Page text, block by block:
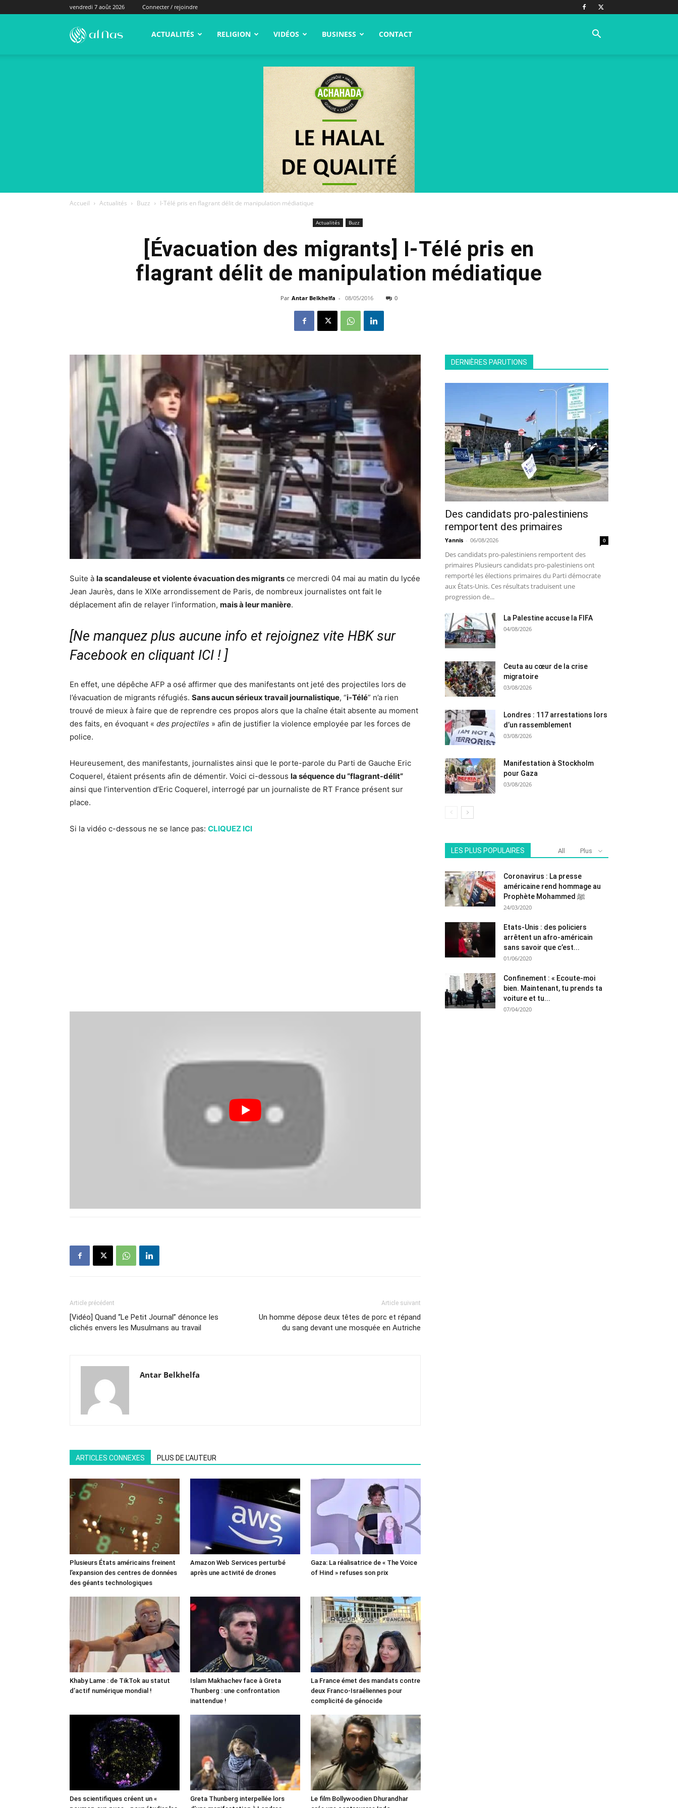
vendredi 7 août 2026 Connecter / rejoindre
alNas.fr ACTUALITÉS RELIGION VIDÉOS BUSINESS CONTACT
Accueil Actualités Buzz I-Télé pris en flagrant délit de manipulation médiatique
Actualités Buzz
[Évacuation des migrants] I-Télé pris en
flagrant délit de manipulation médiatique
Par Antar Belkhelfa - 08/05/2016 0
Suite à la scandaleuse et violente évacuation des migrants ce mercredi 04 mai au matin du lycée
Jean Jaurès, dans le XIXe arrondissement de Paris, de nombreux journalistes ont fait le
déplacement afin de relayer l’information, mais à leur manière.
[Ne manquez plus aucune info et rejoignez vite HBK sur
Facebook en cliquant ICI ! ]
En effet, une dépêche AFP a osé affirmer que des manifestants ont jeté des projectiles lors de
l’évacuation de migrants réfugiés. Sans aucun sérieux travail journalistique, “i-Télé” n’a rien
trouvé de mieux à faire que de reprendre ces propos alors que la chaîne était absente au moment
des faits, en évoquant « des projectiles » afin de justifier la violence employée par les forces de
police.
Heureusement, des manifestants, journalistes ainsi que le porte-parole du Parti de Gauche Eric
Coquerel, étaient présents afin de démentir. Voici ci-dessous la séquence du “flagrant-délit”
ainsi que l’intervention d’Eric Coquerel, interrogé par un journaliste de RT France présent sur
place.
Si la vidéo c-dessous ne se lance pas: CLIQUEZ ICI
Article précédent
[Vidéo] Quand “Le Petit Journal” dénonce les
clichés envers les Musulmans au travail
Article suivant
Un homme dépose deux têtes de porc et répand
du sang devant une mosquée en Autriche
Antar Belkhelfa
ARTICLES CONNEXES PLUS DE L'AUTEUR
Plusieurs États américains freinent
l’expansion des centres de données
des géants technologiques
Amazon Web Services perturbé
après une activité de drones
Gaza: La réalisatrice de « The Voice
of Hind » refuses son prix
Khaby Lame : de TikTok au statut
d’actif numérique mondial !
Islam Makhachev face à Greta
Thunberg : une confrontation
inattendue !
La France émet des mandats contre
deux Franco-Israéliennes pour
complicité de génocide
Des scientifiques créent un «
Greta Thunberg interpellée lors
Le film Bollywoodien Dhurandhar
DERNIÈRES PARUTIONS
Des candidats pro-palestiniens
remportent des primaires
Yannis - 06/08/2026 0
Des candidats pro-palestiniens remportent des
primaires Plusieurs candidats pro-palestiniens ont
remporté les élections primaires du Parti démocrate
aux États-Unis. Ces résultats traduisent une
progression de...
La Palestine accuse la FIFA
04/08/2026
Ceuta au cœur de la crise
migratoire
03/08/2026
Londres : 117 arrestations lors
d’un rassemblement
03/08/2026
Manifestation à Stockholm
pour Gaza
03/08/2026
LES PLUS POPULAIRES All Plus
Coronavirus : La presse
américaine rend hommage au
Prophète Mohammed ﷺ
24/03/2020
Etats-Unis : des policiers
arrêtent un afro-américain
sans savoir que c’est...
01/06/2020
Confinement : « Ecoute-moi
bien. Maintenant, tu prends ta
voiture et tu...
07/04/2020